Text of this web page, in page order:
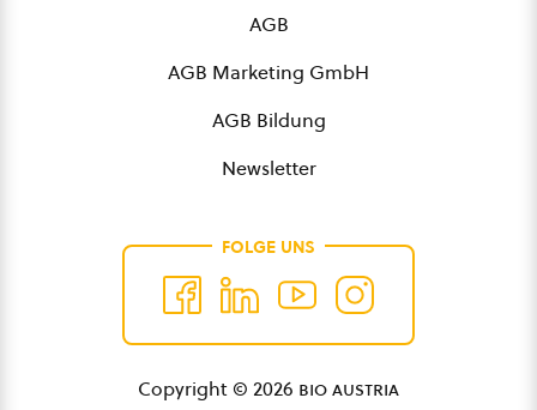
AGB
AGB Marketing GmbH
AGB Bildung
Newsletter
FOLGE UNS
Copyright © 2026 bio austria